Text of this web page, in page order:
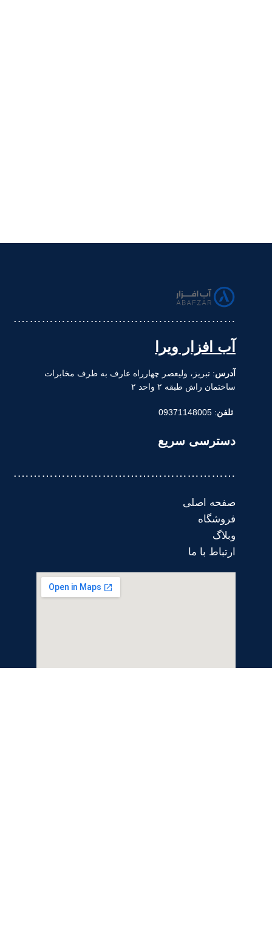
……………………………………………….
آب افزار ویرا
آدرس: تبریز، ولیعصر چهارراه عارف به طرف مخابرات
ساختمان راش طبقه ۲ واحد ۲
تلفن: 09371148005
دسترسی سریع
……………………………………………….
صفحه اصلی
فروشگاه
وبلاگ
ارتباط با ما